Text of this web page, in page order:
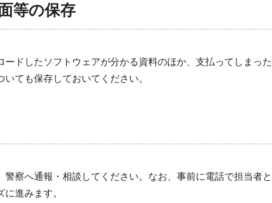
等の保存
ドしたソフトウェアが分かる資料のほか、支払ってしまっ
ても保存しておいてください。
察へ通報・相談してください。なお、事前に電話で担当者
進みます。